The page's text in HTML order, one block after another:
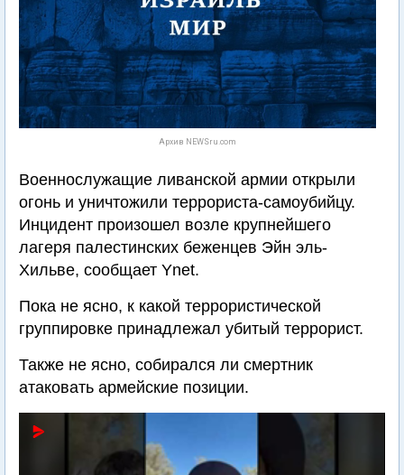
Архив NEWSru.com
Военнослужащие ливанской армии открыли
огонь и уничтожили террориста-самоубийцу.
Инцидент произошел возле крупнейшего
лагеря палестинских беженцев Эйн эль-
Хильве, сообщает Ynet.
Пока не ясно, к какой террористической
группировке принадлежал убитый террорист.
Также не ясно, собирался ли смертник
атаковать армейские позиции.